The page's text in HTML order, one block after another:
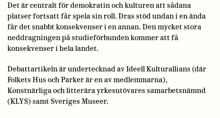
Det är centralt för demokratin och kulturen att sådana
platser fortsatt får spela sin roll. Dras stöd undan i en ända
får det snabbt konsekvenser i en annan. Den mycket stora
neddragningen på studieförbunden kommer att få
konsekvenser i hela landet.
Debattartikeln är undertecknad av Ideell Kulturallians (där
Folkets Hus och Parker är en av medlemmarna),
Konstnärliga och litterära yrkesutövares samarbetsnämnd
(KLYS) samt Sveriges Museer.